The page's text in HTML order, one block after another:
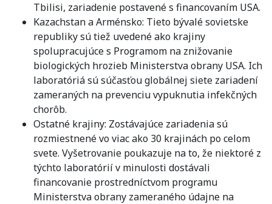
Tbilisi, zariadenie postavené s financovaním USA.
Kazachstan a Arménsko: Tieto bývalé sovietske
republiky sú tiež uvedené ako krajiny
spolupracujúce s Programom na znižovanie
biologických hrozieb Ministerstva obrany USA. Ich
laboratóriá sú súčasťou globálnej siete zariadení
zameraných na prevenciu vypuknutia infekčných
chorôb.
Ostatné krajiny: Zostávajúce zariadenia sú
rozmiestnené vo viac ako 30 krajinách po celom
svete. Vyšetrovanie poukazuje na to, že niektoré z
týchto laboratórií v minulosti dostávali
financovanie prostredníctvom programu
Ministerstva obrany zameraného údajne na